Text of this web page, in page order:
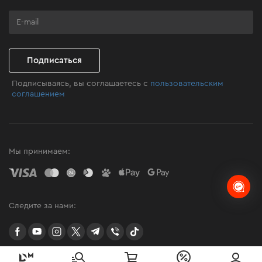
Программа лояльности
Подписаться
Подписываясь, вы соглашаетесь с пользовательским
соглашением
Мы принимаем:
Следите за нами:
facebookyoutubeinstagramtwittertelegram
Viber TikTok